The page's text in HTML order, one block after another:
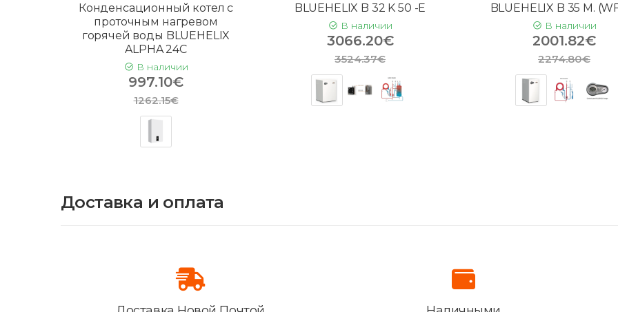
Конденсационный котел с
проточным нагревом
горячей воды BLUEHELIX
ALPHA 24C
В наличии
997.10€
1262.15€
BLUEHELIX B 32 K 50 -E
В наличии
3066.20€
3524.37€
BLUEHELIX B 35 M.
В наличии
2001.82€
2274.80€
Доставка и оплата